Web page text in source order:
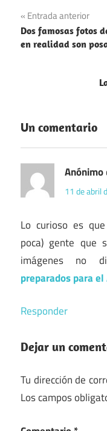
Navegación
de
Entrada anterior
Dos famosas fotos
en realidad son
Un comentario
Anónimo
11 de abril
Lo curioso es
poca) gente que
imágenes no
preparados para
Responder
Dejar un
Tu dirección de
Los campos